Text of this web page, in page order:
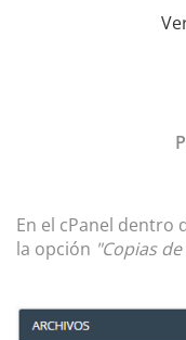
En el cPanel dentro
la opción "Copias